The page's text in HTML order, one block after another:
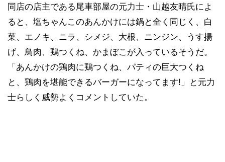
同店の店主である尾車部屋の元力士・山越友晴氏によ
ると、塩ちゃんこのあんかけには鍋と全く同じく、白
菜、エノキ、ニラ、シメジ、大根、ニンジン、うす揚
げ、鳥肉、鶏つくね、かまぼこが入っているそうだ。
「あんかけの鶏肉に鶏つくね、パティの巨大つくね
と、鶏肉を堪能できるバーガーになってます!」と元力
士らしく威勢よくコメントしていた。